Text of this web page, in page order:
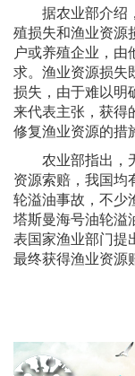
据农业部介绍
殖损失和渔业资源
户或养殖企业，
求。渔业资源损失
损失，由于难以明
来代表主张，获得
修复渔业资源的措
农业部指出，
资源索赔，我国均
轮溢油事故，不少
塔斯曼海号油轮溢
表国家渔业部门提
最终获得渔业资源